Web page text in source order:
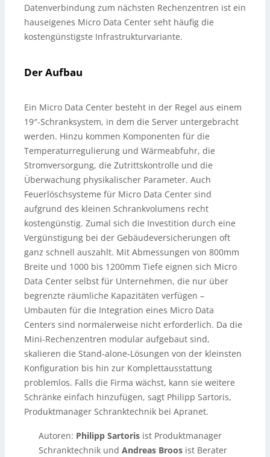
Datenverbindung zum nächsten Rechenzentren ist ein
hauseigenes Micro Data Center seht häufig die
kostengünstigste Infrastrukturvariante.
Der Aufbau
Ein Micro Data Center besteht in der Regel aus einem
19″-Schranksystem, in dem die Server untergebracht
werden. Hinzu kommen Komponenten für die
Temperaturregulierung und Wärmeabfuhr, die
Stromversorgung, die Zutrittskontrolle und die
Überwachung physikalischer Parameter. Auch
Feuerlöschsysteme für Micro Data Center sind
aufgrund des kleinen Schrankvolumens recht
kostengünstig. Zumal sich die Investition durch eine
Vergünstigung bei der Gebäudeversicherungen oft
ganz schnell auszahlt. Mit Abmessungen von 800mm
Breite und 1000 bis 1200mm Tiefe eignen sich Micro
Data Center selbst für Unternehmen, die nur über
begrenzte räumliche Kapazitäten verfügen –
Umbauten für die Integration eines Micro Data
Centers sind normalerweise nicht erforderlich. Da die
Mini-Rechenzentren modular aufgebaut sind,
skalieren die Stand-alone-Lösungen von der kleinsten
Konfiguration bis hin zur Komplettausstattung
problemlos. Falls die Firma wächst, kann sie weitere
Schränke einfach hinzufügen, sagt Philipp Sartoris,
Produktmanager Schranktechnik bei Apranet.
Autoren: Philipp Sartoris ist Produktmanager
Schranktechnik und Andreas Broos ist Berater